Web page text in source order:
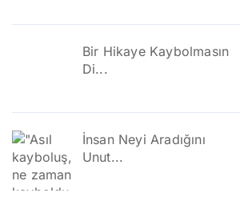
Bir Hikaye Kaybolmasın
Di...
İnsan Neyi Aradığını
Unut...